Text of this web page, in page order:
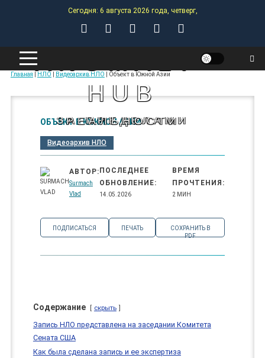
Сегодня: 6 августа 2026 года, четверг,
ANOMALY-
HUB
ЗА ПРЕДЕЛАМИ РЕАЛЬНОСТИ
Главная НЛО Видеоархив НЛО Объект в Южной Азии
ОБЪЕКТ В ЮЖНОЙ АЗИИ
Видеоархив НЛО
АВТОР:
Surmach
Vlad
ПОСЛЕДНЕЕ
ОБНОВЛЕНИЕ:
14.05.2026
ВРЕМЯ
ПРОЧТЕНИЯ:
2 МИН
ПОДПИСАТЬСЯ ПЕЧАТЬ
СОХРАНИТЬ В
PDF
Содержание скрыть
Запись НЛО представлена на заседании Комитета
Сената США
Как была сделана запись и ее экспертиза